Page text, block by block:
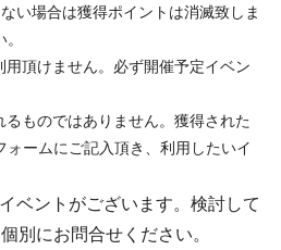
い場合は獲得ポイントは消滅致しま
頂けません。必ず開催予定イベン
ものではありません。獲得された
ームにご記入頂き、利用したいイ
ベントがございます。検討して
別にお問合せください。